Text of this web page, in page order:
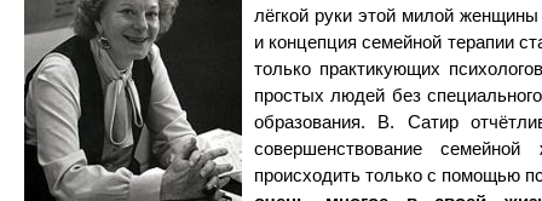
лёгкой руки этой милой
и концепция семейной терапии
только практикующих
простых людей без специального
образования. В. Сатир
совершенствование
происходить только с помощью